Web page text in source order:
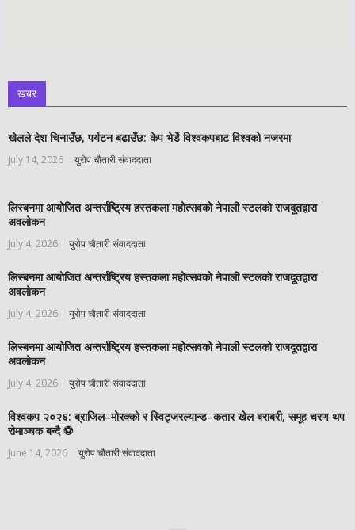
खबर
खेलले देश चिनाउँछ, पर्यटन बढाउँछ: केप भेर्डे विश्वकपबाट विश्वको नजरमा
July 14, 2026 युरोप चौतारी संवाददाता
लिस्बनमा आयोजित अन्तर्राष्ट्रिय हस्तकला महोत्सवको नेपाली स्टलको राजदूतद्वारा
अवलोकन
July 4, 2026 युरोप चौतारी संवाददाता
लिस्बनमा आयोजित अन्तर्राष्ट्रिय हस्तकला महोत्सवको नेपाली स्टलको राजदूतद्वारा
अवलोकन
July 4, 2026 युरोप चौतारी संवाददाता
लिस्बनमा आयोजित अन्तर्राष्ट्रिय हस्तकला महोत्सवको नेपाली स्टलको राजदूतद्वारा
अवलोकन
July 4, 2026 युरोप चौतारी संवाददाता
विश्वकप २०२६: ब्राजिल–मोरक्को र स्विट्जरल्यान्ड–कतार खेल बराबरी, समूह चरण थप
रोमाञ्चक बन्दै ⚽️
June 14, 2026 युरोप चौतारी संवाददाता